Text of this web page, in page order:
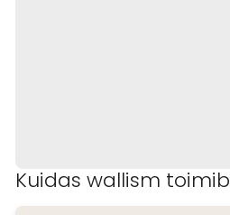
Kuidas wallism toimib